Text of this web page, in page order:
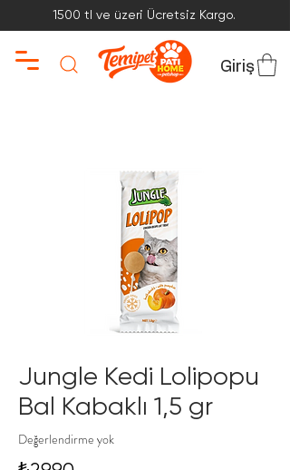
1500 tl ve üzeri Ücretsiz Kargo.
Giriş
Jungle Kedi Lolipopu
Bal Kabaklı 1,5 gr
Değerlendirme yok